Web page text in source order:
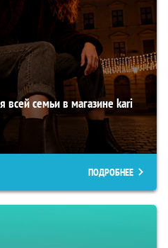
семьи в магазине kari
ПОДРОБНЕЕ